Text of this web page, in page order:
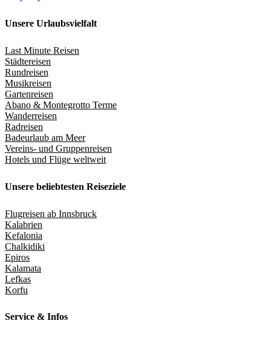
Unsere Urlaubsvielfalt
Last Minute Reisen
Städtereisen
Rundreisen
Musikreisen
Gartenreisen
Abano & Montegrotto Terme
Wanderreisen
Radreisen
Badeurlaub am Meer
Vereins- und Gruppenreisen
Hotels und Flüge weltweit
Unsere beliebtesten Reiseziele
Flugreisen ab Innsbruck
Kalabrien
Kefalonia
Chalkidiki
Epiros
Kalamata
Lefkas
Korfu
Service & Infos